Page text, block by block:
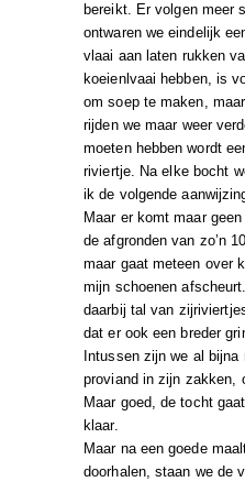
bereikt. Er volgen meer
ontwaren we eindelijk
vlaai aan laten rukken
koeienlvaai hebben, is
om soep te maken,
rijden we maar weer
moeten hebben wordt
riviertje. Na elke bocht
ik de volgende
Maar er komt maar
de afgronden van zo’n
maar gaat meteen over
mijn schoenen
daarbij tal van
dat er ook een breder
Intussen zijn we al
proviand in zijn zakken,
Maar goed, de tocht
klaar.
Maar na een goede
doorhalen, staan we de